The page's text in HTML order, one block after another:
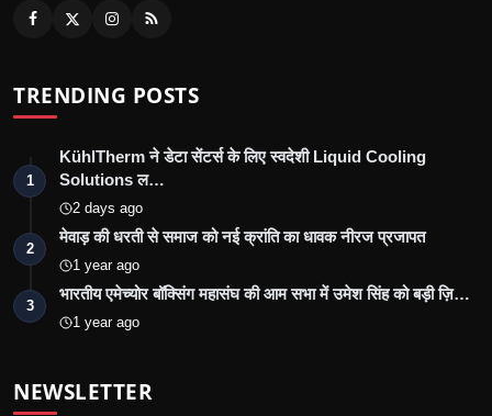
TRENDING POSTS
1
KühlTherm ने डेटा सेंटर्स के लिए स्वदेशी Liquid Cooling
Solutions ल…
2 days ago
2
मेवाड़ की धरती से समाज को नई क्रांति का धावक नीरज प्रजापत
1 year ago
3
भारतीय एमेच्योर बॉक्सिंग महासंघ की आम सभा में उमेश सिंह को बड़ी ज़ि…
1 year ago
NEWSLETTER